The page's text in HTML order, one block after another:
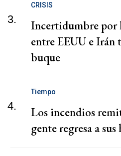
3.
CRISIS
Incertidumbre por
entre EEUU e Irán
buque
4.
Tiempo
Los incendios
gente regresa a